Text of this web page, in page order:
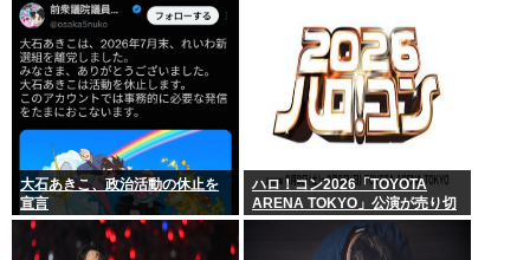
「デビットカードなんで即時引
き落としです」
大石あきこ、政治活動の休止を
宣言
ハロ！コン2026「TOYOTA
ARENA TOKYO」公演が売り切
れない